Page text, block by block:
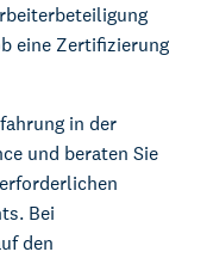
eine Zertifizierung
in der
und beraten Sie
Bei
den